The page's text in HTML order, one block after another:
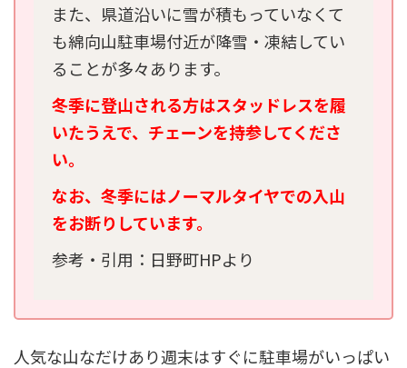
また、県道沿いに雪が積もっていなくて
も綿向山駐車場付近が降雪・凍結してい
ることが多々あります。
冬季に登山される方はスタッドレスを履
いたうえで、チェーンを持参してくださ
い。
なお、冬季にはノーマルタイヤでの入山
をお断りしています。
参考・引用：日野町HPより
人気な山なだけあり週末はすぐに駐車場がいっぱい